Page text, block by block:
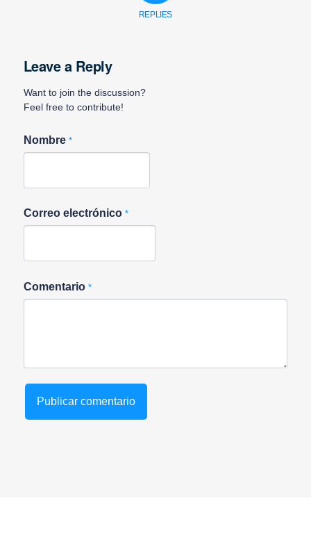
REPLIES
Leave a Reply
Want to join the discussion?
Feel free to contribute!
Nombre *
Correo electrónico *
Comentario *